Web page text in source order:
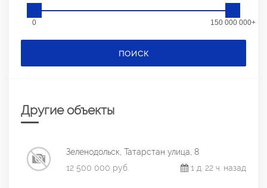
0 150 000 000+
ПОИСК
Другие объекты
Зеленодольск, Татарстан улица, 8
12 500 000 руб.
1 д. 22 ч. назад